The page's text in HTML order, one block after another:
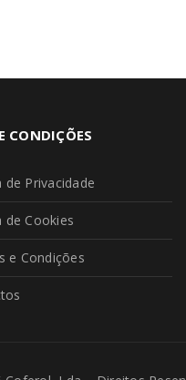
CONDIÇÕES
de Privacidade
de Cookies
e Condições